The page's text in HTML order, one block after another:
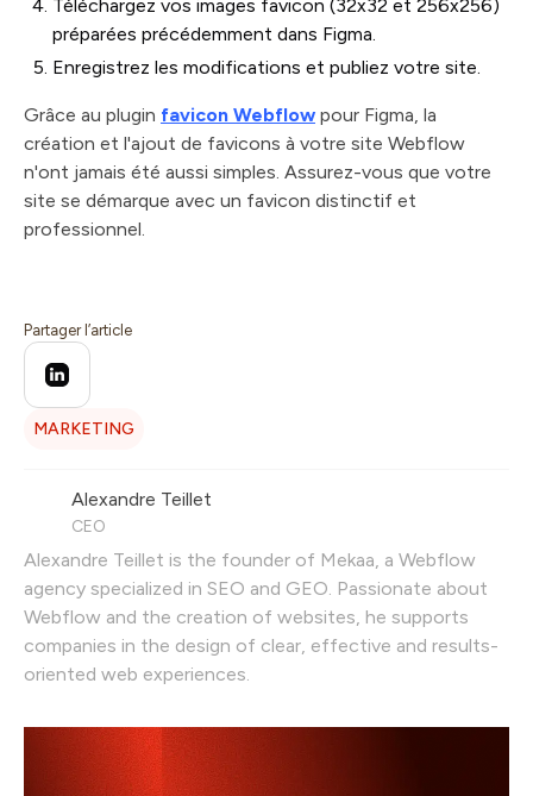
Téléchargez vos images favicon (32x32 et 256x256)
préparées précédemment dans Figma.
Enregistrez les modifications et publiez votre site.
Grâce au plugin favicon Webflow pour Figma, la
création et l'ajout de favicons à votre site Webflow
n'ont jamais été aussi simples. Assurez-vous que votre
site se démarque avec un favicon distinctif et
professionnel.
Partager l’article
MARKETING
Alexandre Teillet
CEO
Alexandre Teillet is the founder of Mekaa, a Webflow
agency specialized in SEO and GEO. Passionate about
Webflow and the creation of websites, he supports
companies in the design of clear, effective and results-
oriented web experiences.